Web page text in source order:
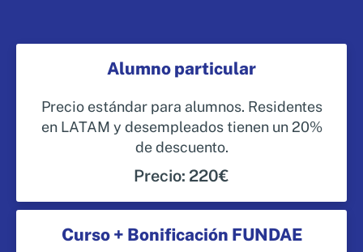
Alumno particular
Precio estándar para alumnos. Residentes
en LATAM y desempleados tienen un 20%
de descuento.
Precio: 220€
Curso + Bonificación FUNDAE